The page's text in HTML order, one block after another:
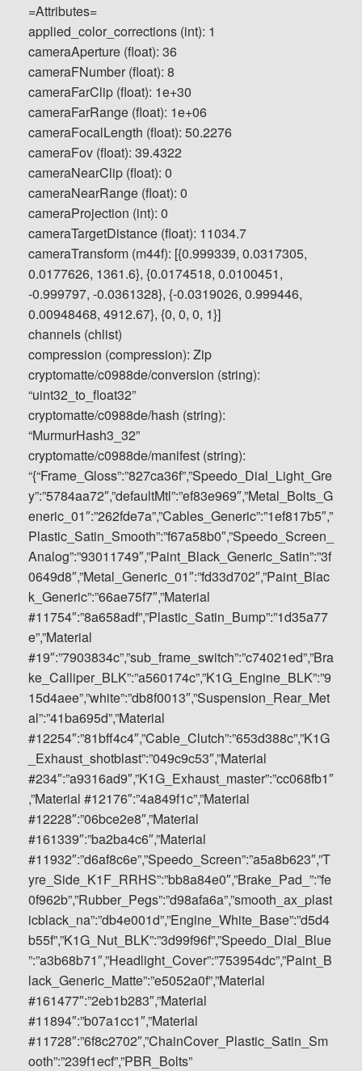
=Attributes=
applied_color_corrections (int): 1
cameraAperture (float): 36
cameraFNumber (float): 8
cameraFarClip (float): 1e+30
cameraFarRange (float): 1e+06
cameraFocalLength (float): 50.2276
cameraFov (float): 39.4322
cameraNearClip (float): 0
cameraNearRange (float): 0
cameraProjection (int): 0
cameraTargetDistance (float): 11034.7
cameraTransform (m44f): [{0.999339, 0.0317305,
0.0177626, 1361.6}, {0.0174518, 0.0100451,
-0.999797, -0.0361328}, {-0.0319026, 0.999446,
0.00948468, 4912.67}, {0, 0, 0, 1}]
channels (chlist)
compression (compression): Zip
cryptomatte/c0988de/conversion (string):
“uint32_to_float32”
cryptomatte/c0988de/hash (string):
“MurmurHash3_32”
cryptomatte/c0988de/manifest (string):
“{“Frame_Gloss”:”827ca36f”,”Speedo_Dial_Light_Gre
y”:”5784aa72″,”defaultMtl”:”ef83e969″,”Metal_Bolts_G
eneric_01″:”262fde7a”,”Cables_Generic”:”1ef817b5″,”
Plastic_Satin_Smooth”:”f67a58b0″,”Speedo_Screen_
Analog”:”93011749″,”Paint_Black_Generic_Satin”:”3f
0649d8″,”Metal_Generic_01″:”fd33d702″,”Paint_Blac
k_Generic”:”66ae75f7″,”Material
#11754″:”8a658adf”,”Plastic_Satin_Bump”:”1d35a77
e”,”Material
#19″:”7903834c”,”sub_frame_switch”:”c74021ed”,”Bra
ke_Calliper_BLK”:”a560174c”,”K1G_Engine_BLK”:”9
15d4aee”,”white”:”db8f0013″,”Suspension_Rear_Met
al”:”41ba695d”,”Material
#12254″:”81bff4c4″,”Cable_Clutch”:”653d388c”,”K1G
_Exhaust_shotblast”:”049c9c53″,”Material
#234″:”a9316ad9″,”K1G_Exhaust_master”:”cc068fb1″
,”Material #12176″:”4a849f1c”,”Material
#12228″:”06bce2e8″,”Material
#161339″:”ba2ba4c6″,”Material
#11932″:”d6af8c6e”,”Speedo_Screen”:”a5a8b623″,”T
yre_Side_K1F_RRHS”:”bb8a84e0″,”Brake_Pad_”:”fe
0f962b”,”Rubber_Pegs”:”d98afa6a”,”smooth_ax_plast
icblack_na”:”db4e001d”,”Engine_White_Base”:”d5d4
b55f”,”K1G_Nut_BLK”:”3d99f96f”,”Speedo_Dial_Blue
”:”a3b68b71″,”Headlight_Cover”:”753954dc”,”Paint_B
lack_Generic_Matte”:”e5052a0f”,”Material
#161477″:”2eb1b283″,”Material
#11894″:”b07a1cc1″,”Material
#11728″:”6f8c2702″,”ChainCover_Plastic_Satin_Sm
ooth”:”239f1ecf”,”PBR_Bolts”